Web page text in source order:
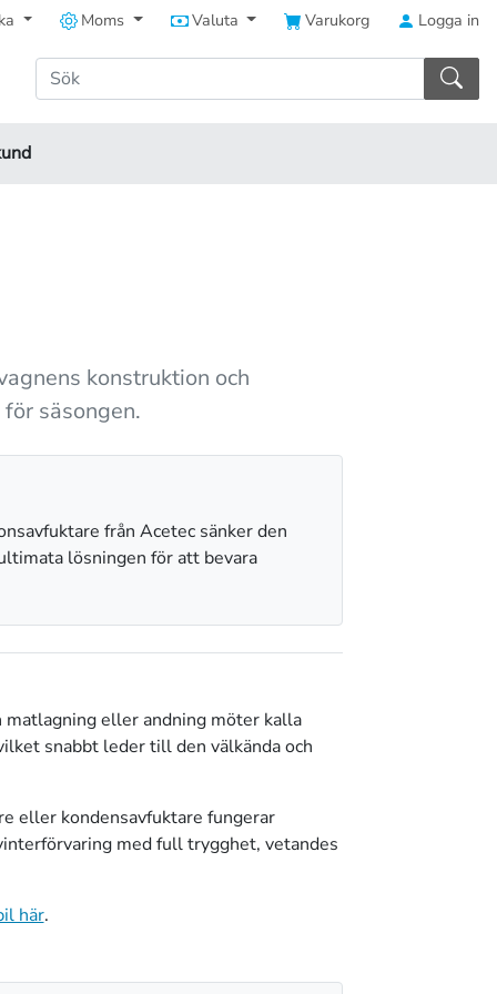
Moms Valuta Varukorg Logga in
konstruktion och
säsongen.
från Acetec sänker den
lösningen för att bevara
eller andning möter kalla
snabbt leder till den välkända och
eller kondensavfuktare fungerar
med full trygghet, vetandes
här.